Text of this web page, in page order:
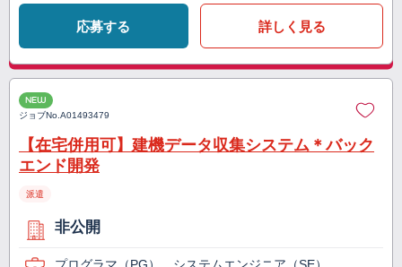
応募する 詳しく見る
NEW
ジョブNo.A01493479
【在宅併用可】建機データ収集システム＊バック
エンド開発
派遣
非公開